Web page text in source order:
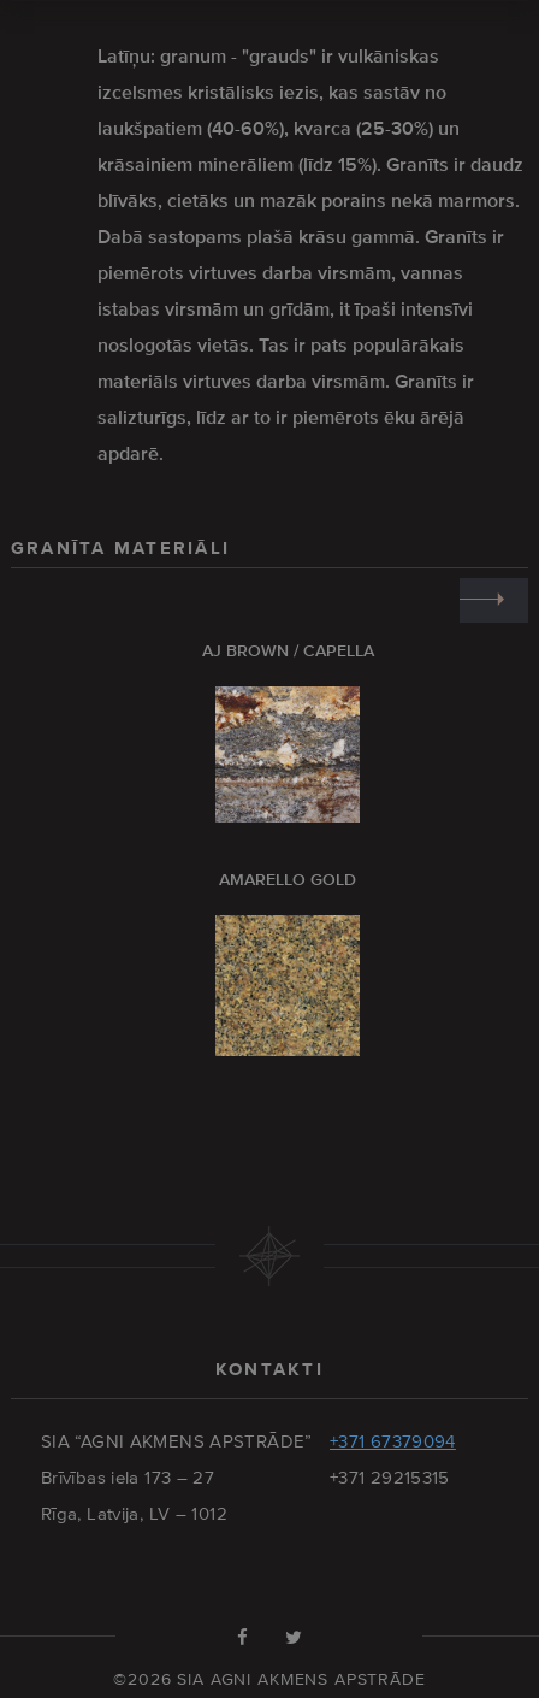
Latīņu: granum - "grauds" ir vulkāniskas
izcelsmes kristālisks iezis, kas sastāv no
laukšpatiem (40-60%), kvarca (25-30%) un
krāsainiem minerāliem (līdz 15%). Granīts ir daudz
blīvāks, cietāks un mazāk porains nekā marmors.
Dabā sastopams plašā krāsu gammā. Granīts ir
piemērots virtuves darba virsmām, vannas
istabas virsmām un grīdām, it īpaši intensīvi
noslogotās vietās. Tas ir pats populārākais
materiāls virtuves darba virsmām. Granīts ir
salizturīgs, līdz ar to ir piemērots ēku ārējā
apdarē.
GRANĪTA MATERIĀLI
AJ BROWN / CAPELLA
AMARELLO GOLD
KONTAKTI
SIA “AGNI AKMENS APSTRĀDE”
Brīvības iela 173 – 27
Rīga, Latvija, LV – 1012
+371 67379094
+371 29215315
©2026 SIA AGNI AKMENS APSTRĀDE